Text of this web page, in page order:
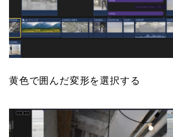
黄色で囲んだ変形を選択する